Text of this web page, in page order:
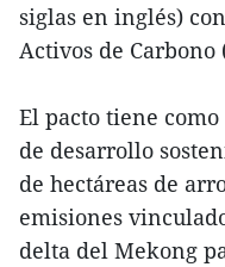
siglas en inglés)
Activos de Carbono
El pacto tiene
de desarrollo
de hectáreas de
emisiones
delta del Mekong